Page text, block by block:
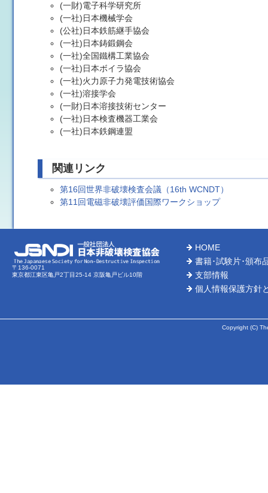
(一財)電子科学研究所
(一社)日本機械学会
(公社)日本鉄筋継手協会
(一社)日本鋳鍛鋼会
(一社)全国鐵構工業協会
(一社)日本ボイラ協会
(一社)火力原子力発電技術協会
(一社)溶接学会
(一財)日本溶接技術センター
(一社)日本検査機器工業会
(一社)日本鉄鋼連盟
関連リンク
第16回世界非破壊検査会議（16th WCNDT）
第11回電磁非破壊評価国際ワークショップ
〒136-0071
東京都江東区亀戸2丁目25-14 京阪亀戸ビル10階
HOME
書籍･試験片･頒布
支部情報
個人情報保護方針
Copyright (C)